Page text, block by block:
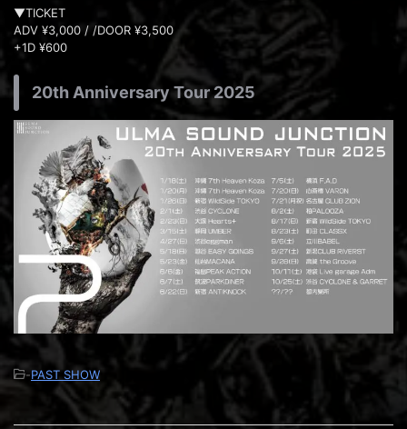
▼TICKET
ADV ¥3,000 / /DOOR ¥3,500
+1D ¥600
20th Anniversary Tour 2025
-PAST SHOW